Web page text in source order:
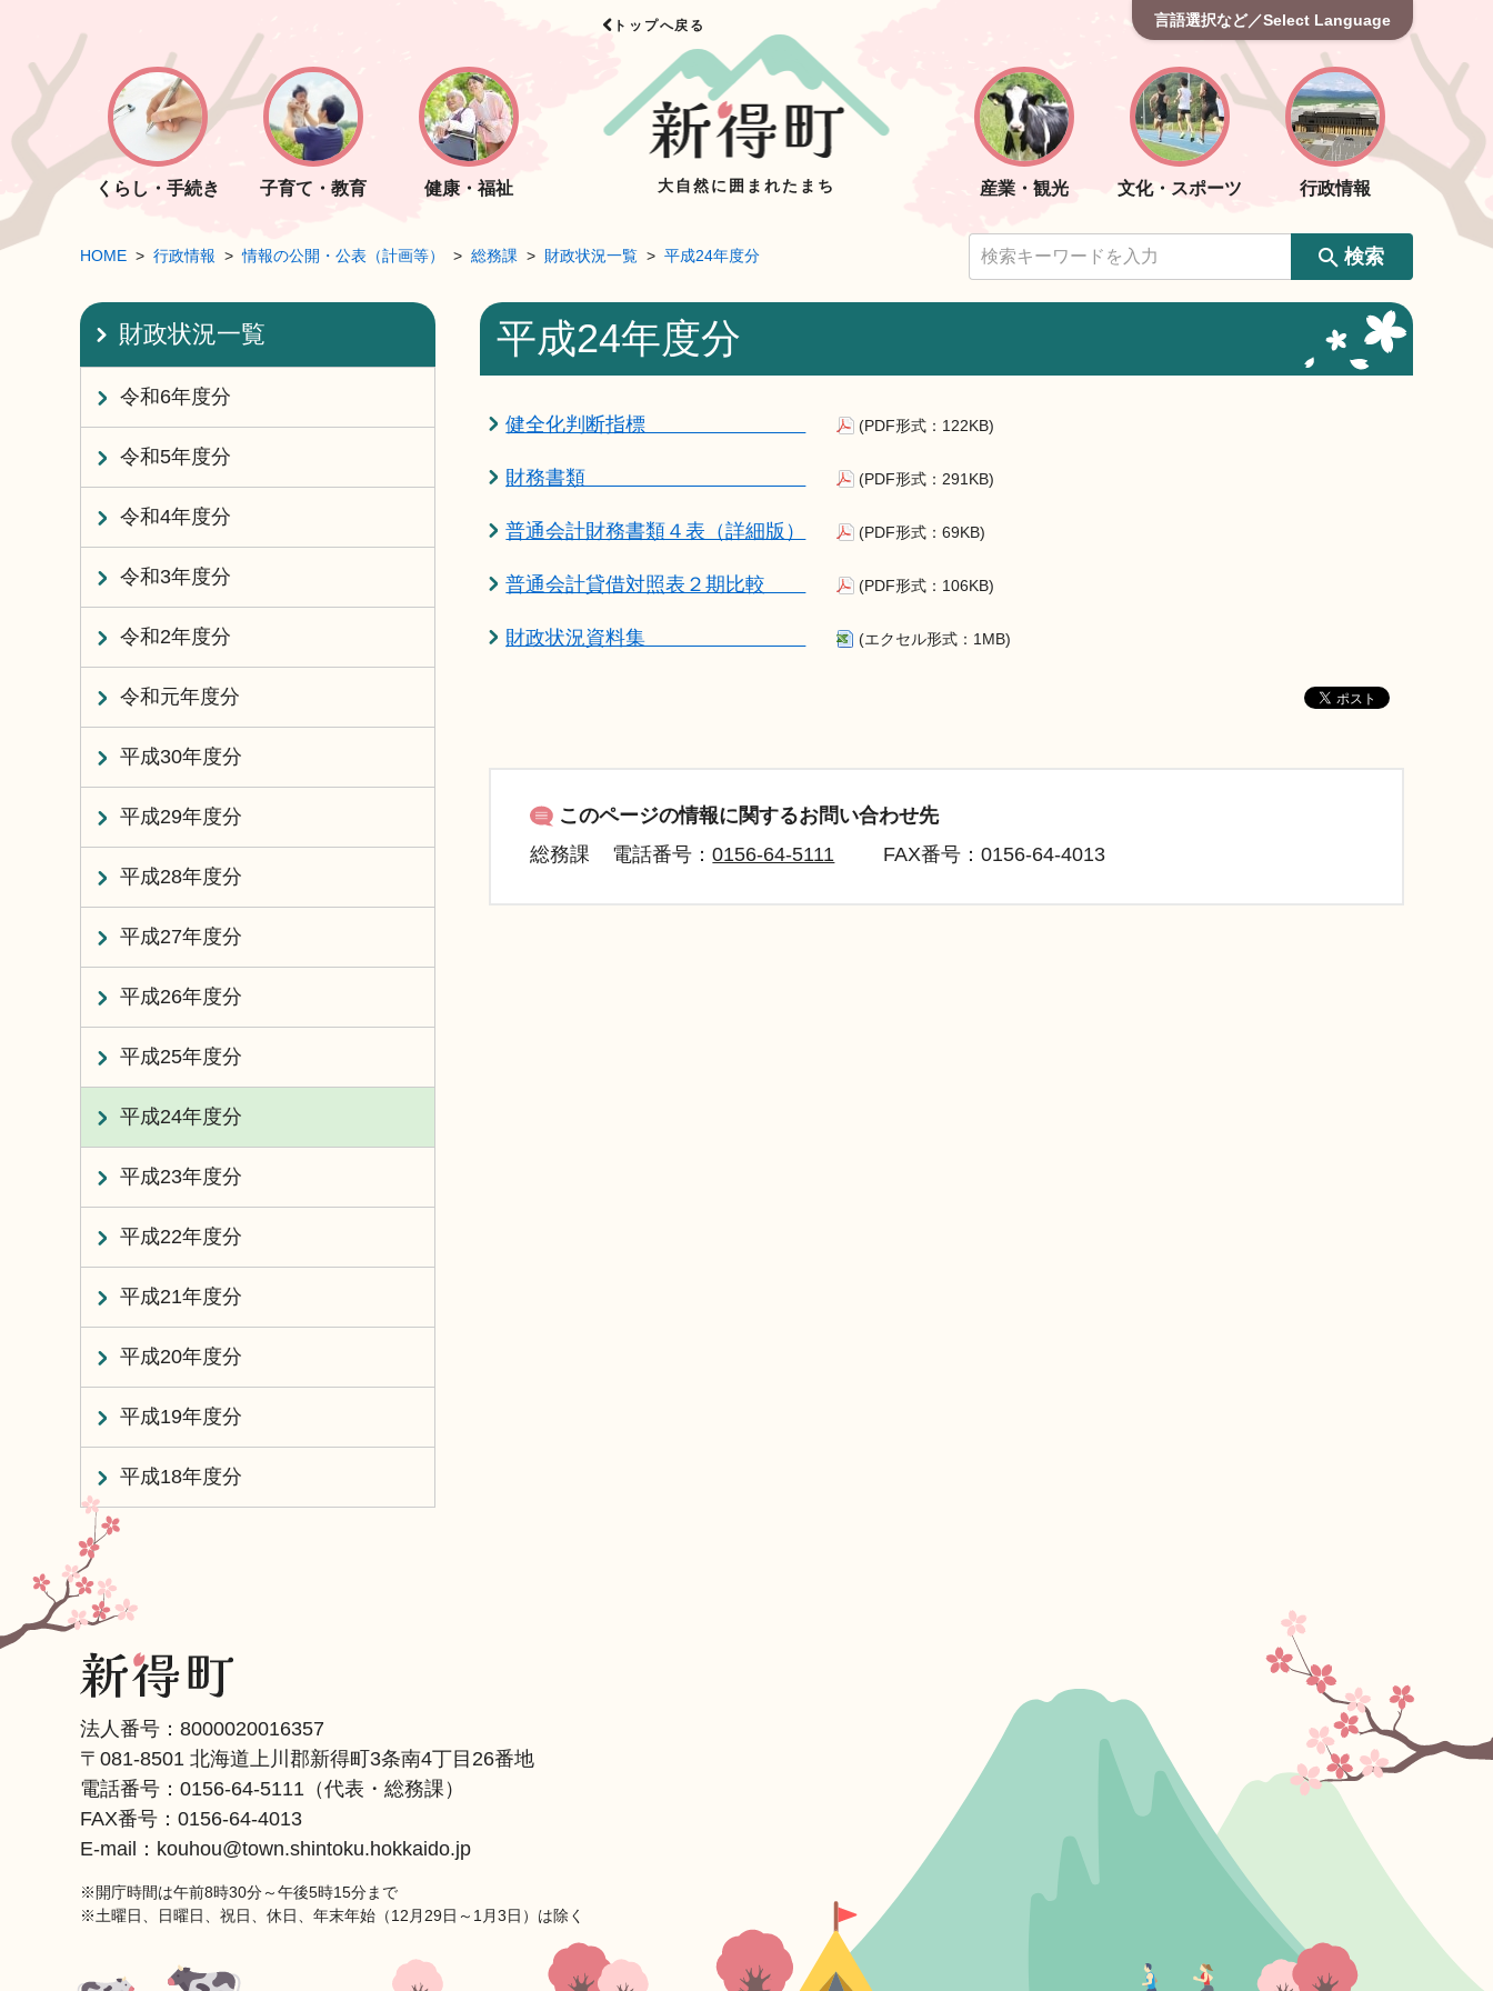
トップへ戻る
大自然に囲まれたまち
言語選択など／Select Language
くらし・手続き 子育て・教育 健康・福祉 産業・観光 文化・スポーツ 行政情報
HOME 行政情報 情報の公開・公表（計画等） 総務課 財政状況一覧 平成24年度分 検索
平成24年度分
健全化判断指標 (PDF形式：122KB)
財務書類 (PDF形式：291KB)
普通会計財務書類４表（詳細版） (PDF形式：69KB)
普通会計貸借対照表２期比較 (PDF形式：106KB)
財政状況資料集 (エクセル形式：1MB)
このページの情報に関するお問い合わせ先
総務課
電話番号：0156-64-5111 FAX番号：0156-64-4013
財政状況一覧
令和6年度分
令和5年度分
令和4年度分
令和3年度分
令和2年度分
令和元年度分
平成30年度分
平成29年度分
平成28年度分
平成27年度分
平成26年度分
平成25年度分
平成24年度分
平成23年度分
平成22年度分
平成21年度分
平成20年度分
平成19年度分
平成18年度分
法人番号：8000020016357
〒081-8501 北海道上川郡新得町3条南4丁目26番地
電話番号： 0156-64-5111 （代表・総務課）
FAX番号：0156-64-4013
E-mail：kouhou@town.shintoku.hokkaido.jp
※開庁時間は午前8時30分～午後5時15分まで
※土曜日、日曜日、祝日、休日、年末年始（12月29日～1月3日）は除く